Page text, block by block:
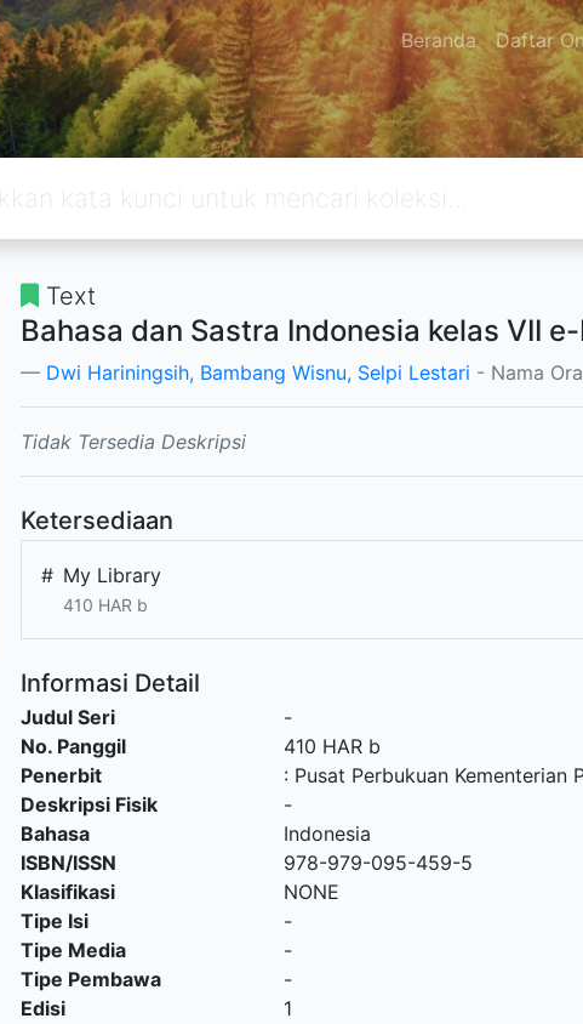
Beranda Daftar
Text
Bahasa dan Sastra Indonesia kelas VII
Dwi Hariningsih, Bambang Wisnu, Selpi Lestari - Nama
Tidak Tersedia Deskripsi
Ketersediaan
# My Library
410 HAR b
Informasi Detail
Judul Seri
-
No. Panggil
410 HAR b
Penerbit
: Pusat Perbukuan Kementerian
Deskripsi Fisik
-
Bahasa
Indonesia
ISBN/ISSN
978-979-095-459-5
Klasifikasi
NONE
Tipe Isi
-
Tipe Media
-
Tipe Pembawa
-
Edisi
1